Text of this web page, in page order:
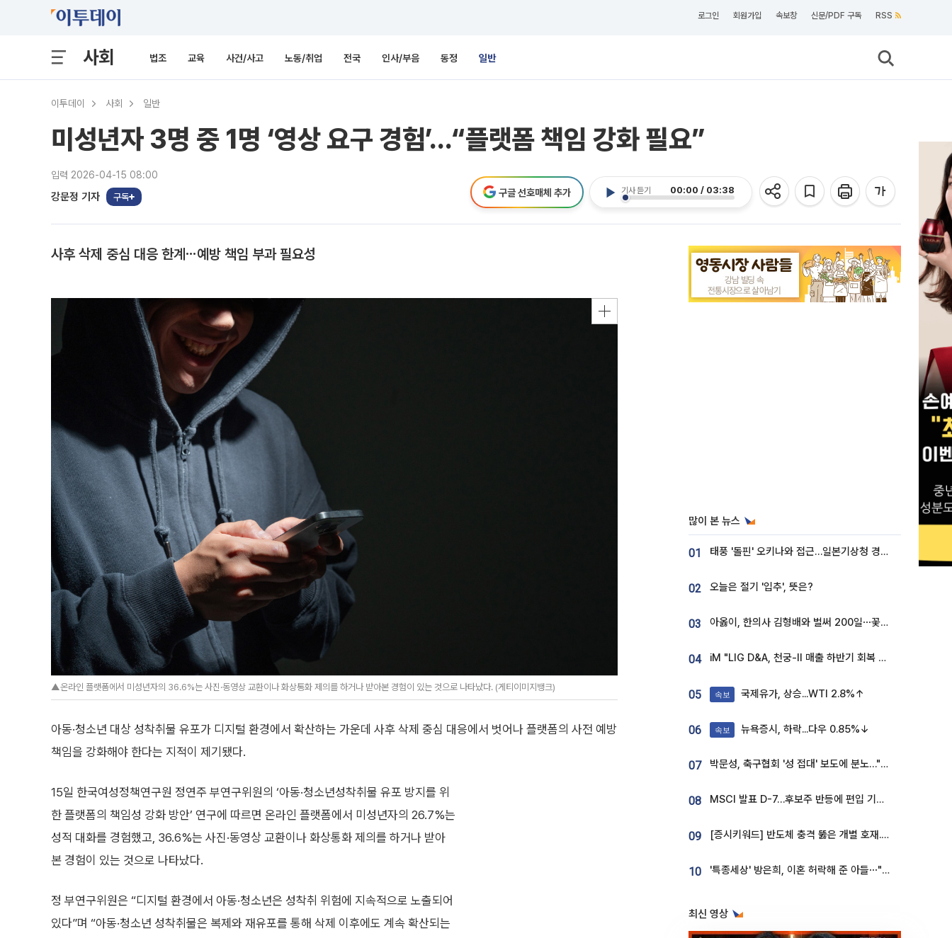
로그인 회원가입 속보창 신문/PDF 구독 RSS
사회 법조 교육 사건/사고 노동/취업 전국 인사/부음 동정 일반
이투데이 사회 일반
미성년자 3명 중 1명 ‘영상 요구 경험’…“플랫폼 책임 강화 필요”
입력 2026-04-15 08:00
강문정 기자 구독
기사 듣기 00:00 / 03:38
구글 선호매체 추가
사후 삭제 중심 대응 한계⋯예방 책임 부과 필요성
▲온라인 플랫폼에서 미성년자의 36.6%는 사진·동영상 교환이나 화상통화 제의를 하거나 받아본 경험이 있는 것으로 나타났다. (게티이미지뱅크)
아동·청소년 대상 성착취물 유포가 디지털 환경에서 확산하는 가운데 사후 삭제 중심 대응에서 벗어나 플랫폼의 사전 예방
책임을 강화해야 한다는 지적이 제기됐다.
15일 한국여성정책연구원 정연주 부연구위원의 ‘아동·청소년성착취물 유포 방지를 위
한 플랫폼의 책임성 강화 방안’ 연구에 따르면 온라인 플랫폼에서 미성년자의 26.7%는
성적 대화를 경험했고, 36.6%는 사진·동영상 교환이나 화상통화 제의를 하거나 받아
본 경험이 있는 것으로 나타났다.
정 부연구위원은 “디지털 환경에서 아동·청소년은 성착취 위험에 지속적으로 노출되어
있다”며 “아동·청소년 성착취물은 복제와 재유포를 통해 삭제 이후에도 계속 확산되는
많이 본 뉴스
01 태풍 '돌핀' 오키나와 접근…일본기상청 경로 업데이트
02 오늘은 절기 '입추', 뜻은?
03 아옳이, 한의사 김형배와 벌써 200일⋯꽃다발 들고 "프러포즈 아냐"
04 iM "LIG D&A, 천궁-II 매출 하반기 회복 전망…방산 톱픽 유지"
05 속보 국제유가, 상승...WTI 2.8%↑
06 속보 뉴욕증시, 하락...다우 0.85%↓
07 박문성, 축구협회 '성 접대' 보도에 분노…"다 말아먹으려고 작정했나"
08 MSCI 발표 D-7…후보주 반등에 편입 기대 재점화
09 [증시키워드] 반도체 충격 뚫은 개별 호재...포스코퓨처엠·에코프로·한화솔루션 '눈길'
10 '특종세상' 방은희, 이혼 허락해 준 아들⋯"너무 잘 커줬다" 오열
최신 영상